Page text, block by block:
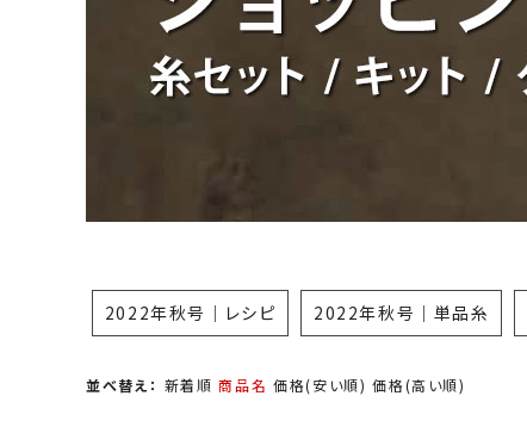
2022年秋号｜レシピ 2022年秋号｜単品糸
並べ替え： 新着順 商品名 価格(安い順) 価格(高い順)